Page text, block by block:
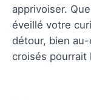
apprivoiser.
éveillé votre
détour, bien
croisés pourrait